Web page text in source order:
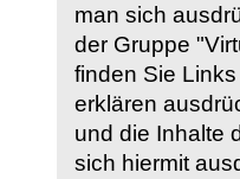
man sich
der Gruppe
finden Sie
erklären
und die Inhalte
sich hiermit